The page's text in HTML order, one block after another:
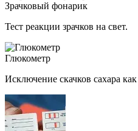
Зрачковый фонарик
Тест реакции зрачков на свет.
Глюкометр
Исключение скачков сахара